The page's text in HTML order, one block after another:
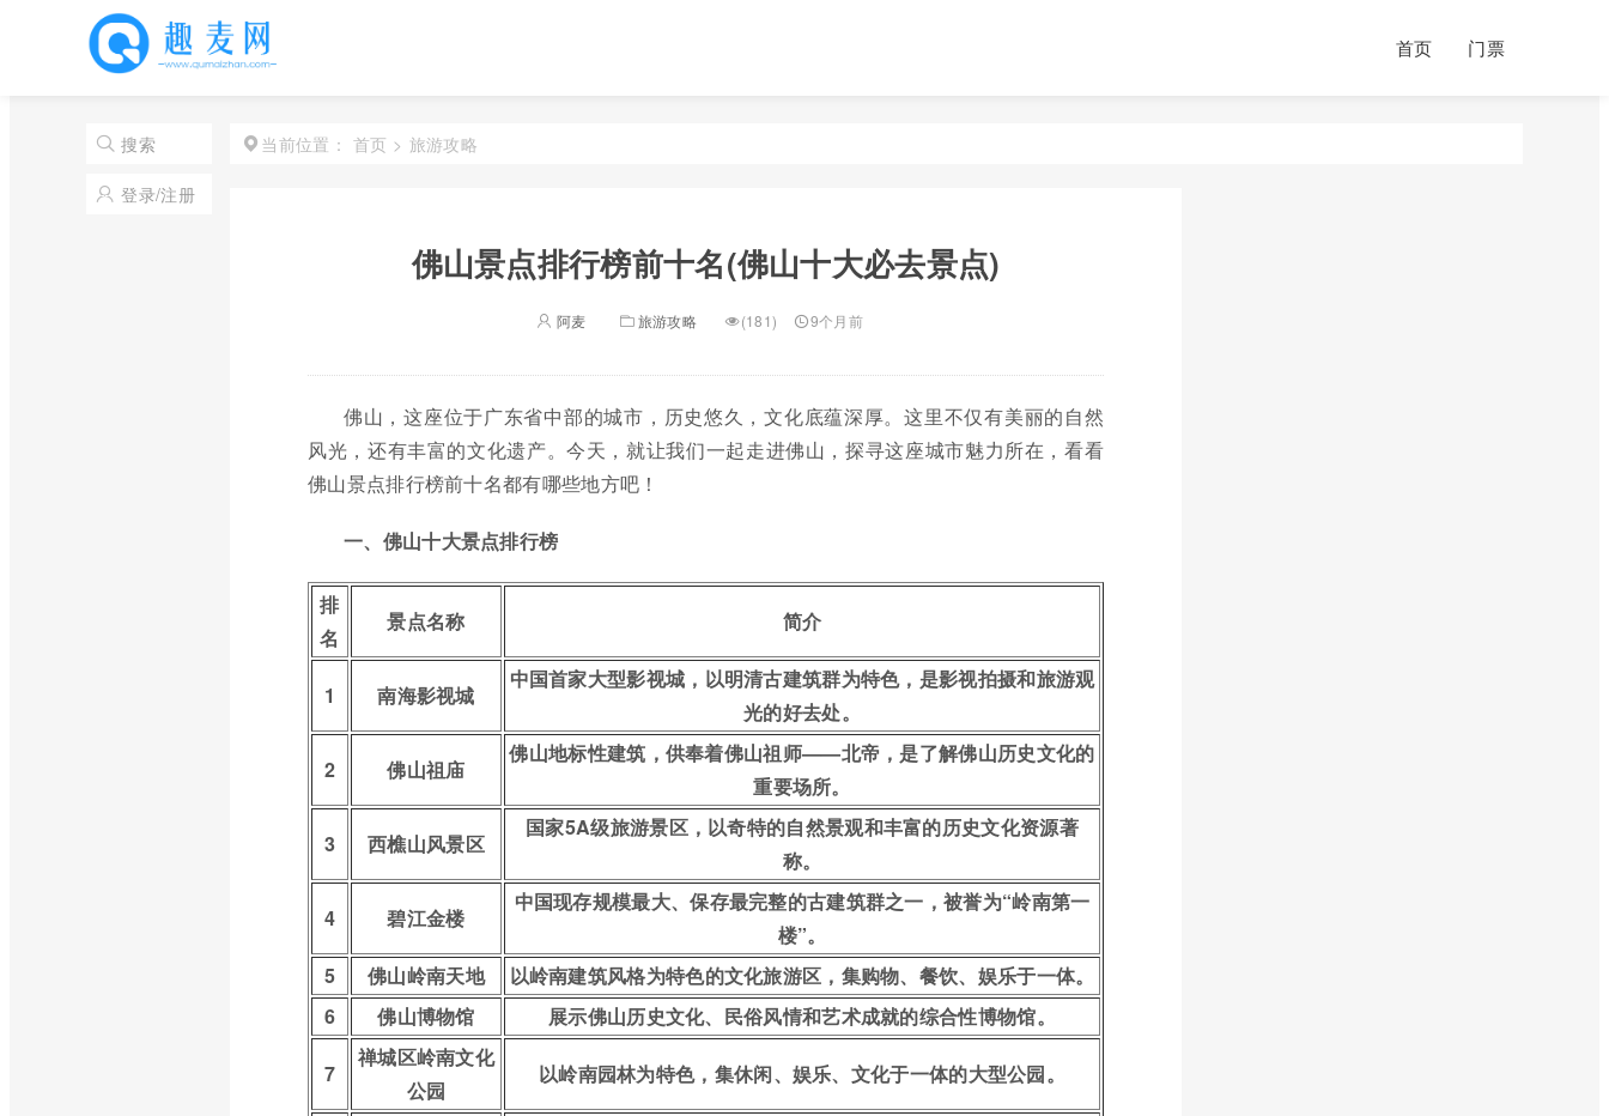
首页 门票
搜索
登录/注册
当前位置： 首页 > 旅游攻略
佛山景点排行榜前十名(佛山十大必去景点)
阿麦 旅游攻略 (181) 9个月前
佛山，这座位于广东省中部的城市，历史悠久，文化底蕴深厚。这里不仅有美丽的自然
风光，还有丰富的文化遗产。今天，就让我们一起走进佛山，探寻这座城市魅力所在，看看
佛山景点排行榜前十名都有哪些地方吧！
一、佛山十大景点排行榜
排
名
景点名称 简介
1 南海影视城
中国首家大型影视城，以明清古建筑群为特色，是影视拍摄和旅游观
光的好去处。
2 佛山祖庙
佛山地标性建筑，供奉着佛山祖师——北帝，是了解佛山历史文化的
重要场所。
3 西樵山风景区
国家5A级旅游景区，以奇特的自然景观和丰富的历史文化资源著
称。
4 碧江金楼
中国现存规模最大、保存最完整的古建筑群之一，被誉为“岭南第一
楼”。
5
佛山岭南天地
以岭南建筑风格为特色的文化旅游区，集购物、餐饮、娱乐于一体。
6
佛山博物馆 展示佛山历史文化、民俗风情和艺术成就的综合性博物馆。
7
禅城区岭南文化
公园
以岭南园林为特色，集休闲、娱乐、文化于一体的大型公园。